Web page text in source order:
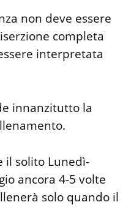
non deve essere
completa
interpretata
innanzitutto la
il solito Lunedì-
ancora 4-5 volte
solo quando il